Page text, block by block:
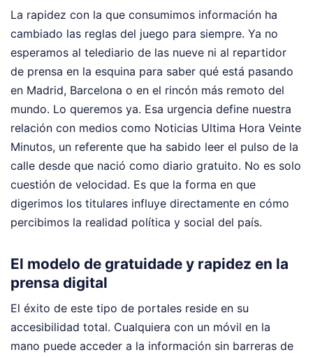
La rapidez con la que consumimos información ha
cambiado las reglas del juego para siempre. Ya no
esperamos al telediario de las nueve ni al repartidor
de prensa en la esquina para saber qué está pasando
en Madrid, Barcelona o en el rincón más remoto del
mundo. Lo queremos ya. Esa urgencia define nuestra
relación con medios como Noticias Ultima Hora Veinte
Minutos, un referente que ha sabido leer el pulso de la
calle desde que nació como diario gratuito. No es solo
cuestión de velocidad. Es que la forma en que
digerimos los titulares influye directamente en cómo
percibimos la realidad política y social del país.
El modelo de gratuidade y rapidez en la
prensa digital
El éxito de este tipo de portales reside en su
accesibilidad total. Cualquiera con un móvil en la
mano puede acceder a la información sin barreras de